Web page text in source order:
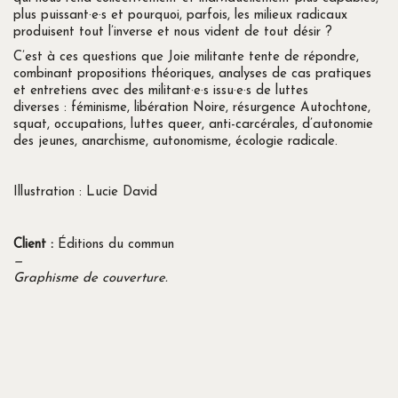
plus puissant·e·s et pourquoi, parfois, les milieux radicaux
produisent tout l’inverse et nous vident de tout désir ?
C’est à ces questions que Joie militante tente de répondre,
combinant propositions théoriques, analyses de cas pratiques
et entretiens avec des militant·e·s issu·e·s de luttes
diverses : féminisme, libération Noire, résurgence Autochtone,
squat, occupations, luttes queer, anti-carcérales, d’autonomie
des jeunes, anarchisme, autonomisme, écologie radicale.
Illustration : Lucie David
Client : Éditions du commun
—
Graphisme de couverture.